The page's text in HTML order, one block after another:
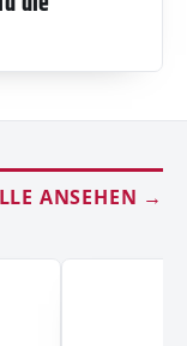
ANSEHEN →